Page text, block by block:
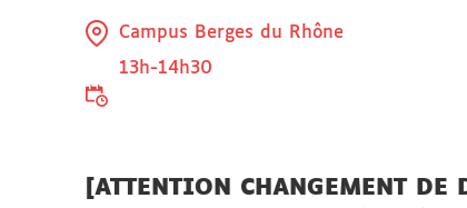
Campus Berges du Rhône
13h-14h30
[ATTENTION CHANGEMENT